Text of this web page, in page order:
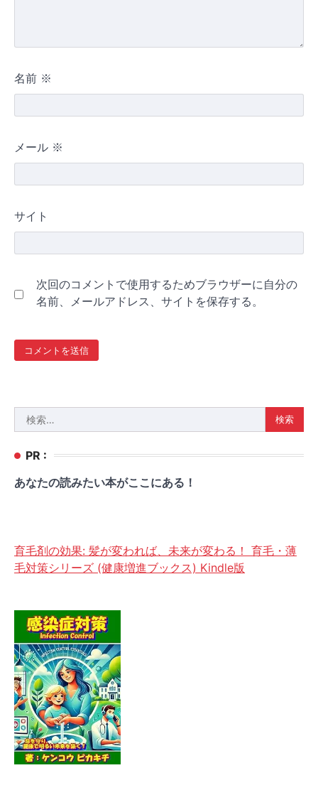
名前 ※
メール ※
サイト
次回のコメントで使用するためブラウザーに自分の
名前、メールアドレス、サイトを保存する。
索:
PR :
あなたの読みたい本がここにある！
育毛剤の効果: 髪が変われば、未来が変わる！ 育毛・薄
毛対策シリーズ (健康増進ブックス) Kindle版